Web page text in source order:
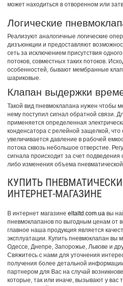
может находиться в отворенном или
Логические
Реализуют аналогичные логические
дизъюнкции и предоставляют
сеть за исключением присутствия
потоков, совместных таких потоков.
особенностей, бывают мембранные
шариковые.
Клапан выдержки
Такой вид пневмоклапана нужен чтобы
нему поступил сигнал обратной связи.
применяется определенная
конденсатора с релейной защелкой, что
увеличивается давление в рабочей
потока сквозь небольшое отверстие.
сигнала происходит за счет
либо изменения объема
КУПИТЬ
ИНТЕРНЕТ-МАГАЗИНЕ
В интернет магазине eltaltd.com.ua вы
пневмоклапанов по выгодным ценам от
главное наша продукция является
эксплуатации. Купить пневмоклапан вы
Одессе, Днепре, Запорожье, Львове и
Свяжитесь с нами для уточнения
получения более детальной
партнером для Вас на случай
которые, так или иначе, вызывают у вас